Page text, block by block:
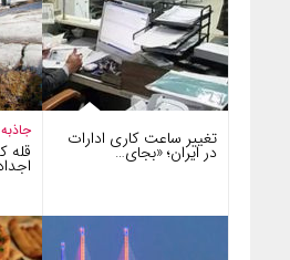
قله
تغییر ساعت کاری ادارات
در ایران؛ «بجای…